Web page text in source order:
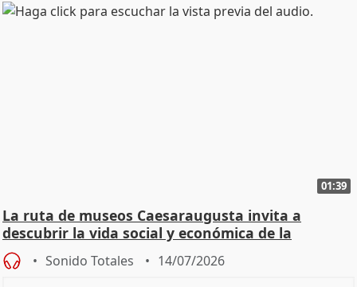
01:39
La ruta de museos Caesaraugusta invita a
descubrir la vida social y económica de la
Zaragoza ro
Sonido Totales 14/07/2026